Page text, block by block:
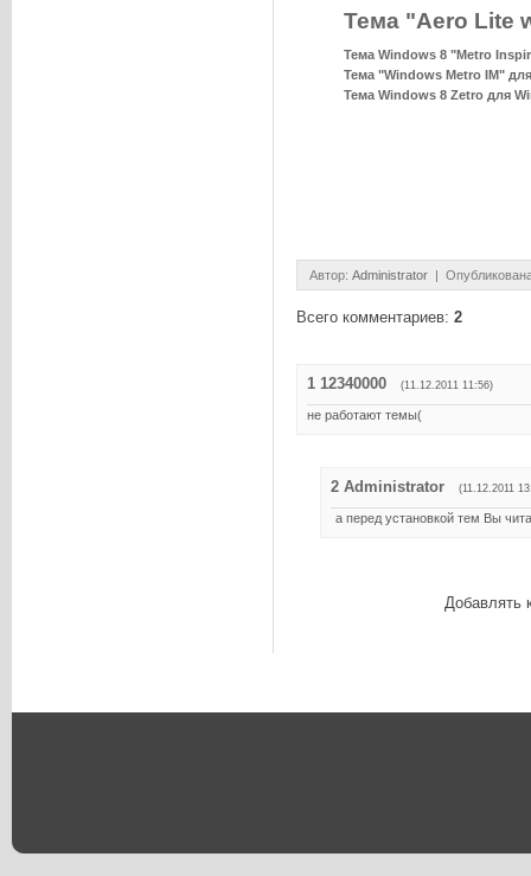
Тема "Aero Lite
Тема Windows 8 "Metro
Тема "Windows Metro IM"
Тема Windows 8 Zetro для
Автор: Administrator |
Всего комментариев: 2
1 12340000 (11.12.2011 11:56)
не работают темы(
2 Administrator (11.12.2011
а перед установкой тем Вы
Добавлять